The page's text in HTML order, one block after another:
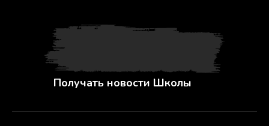
Получать новости Школы